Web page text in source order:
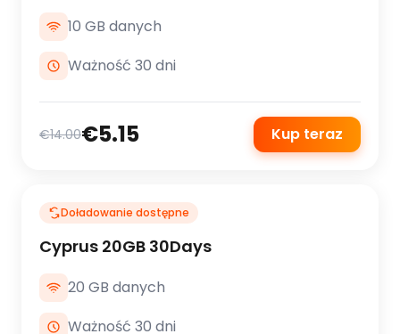
10 GB danych
Ważność 30 dni
€14.00€5.15 Kup teraz
Doładowanie dostępne
Cyprus 20GB 30Days
20 GB danych
Ważność 30 dni